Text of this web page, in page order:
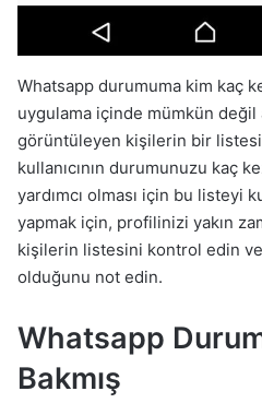
Whatsapp durumuma kim kaç
uygulama içinde mümkün değil
görüntüleyen kişilerin bir
kullanıcının durumunuzu kaç
yardımcı olması için bu listeyi
yapmak için, profilinizi yakın
kişilerin listesini kontrol edin
olduğunu not edin.
Whatsapp
Bakmış